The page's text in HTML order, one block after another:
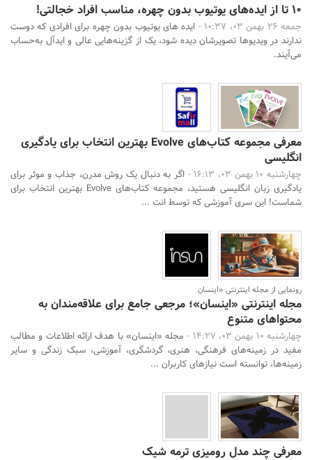
10 تا از ایده‌های یوتیوب بدون چهره، مناسب افراد خجالتی!
جمعه 26 بهمن 03، 10:37 -
ایده های یوتیوب بدون چهره برای افرادی که دوست
ندارند در ویدیوها تصویرشان دیده شود، یک از گزینه‌هایی عالی و ایدآل به‌حساب
می‌آیند.
معرفی مجموعه کتاب‌های Evolve بهترین انتخاب برای یادگیری
انگلیسی
چهارشنبه 10 بهمن 03، 16:13 -
اگر به دنبال یک روش مدرن، جذاب و موثر برای
یادگیری زبان انگلیسی هستید، مجموعه کتاب‌های Evolve بهترین انتخاب برای
شماست! این سری آموزشی که توسط انت ...
رونمایی از مجله اینترنتی «اینسان
مجله اینترنتی «اینسان»؛ مرجعی جامع برای علاقه‌مندان به
محتواهای متنوع
چهارشنبه 10 بهمن 03، 14:27 -
مجله «اینسان» با هدف ارائه اطلاعات و مطالب
مفید در زمینه‌های فرهنگی، هنری، گردشگری، آموزشی، سبک زندگی و سایر
زمینه‌ها، توانسته است نیازهای کاربران ...
معرفی چند مدل رومیزی ترمه شیک